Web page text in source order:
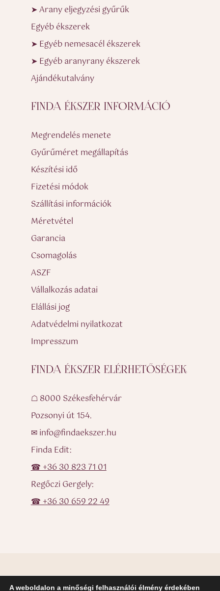
➤ Arany eljegyzési gyűrűk
Egyéb ékszerek
➤ Egyéb nemesacél ékszerek
➤ Egyéb aranyrany ékszerek
Ajándékutalvány
FINDA ÉKSZER INFORMÁCIÓ
Megrendelés menete
Gyűrűméret megállapítás
Készítési idő
Fizetési módok
Szállítási információk
Méretvétel
Garancia
Csomagolás
ASZF
Vállalkozás adatai
Elállási jog
Adatvédelmi nyilatkozat
Impresszum
FINDA ÉKSZER ELÉRHETŐSÉGEK
☖ 8000 Székesfehérvár
Pozsonyi út 154.
✉ info@findaekszer.hu
Finda Edit:
☎ +36 30 823 71 01
Regőczi Gergely:
☎ +36 30 659 22 49
A weboldalon a minőségi felhasználói élmény érdekében